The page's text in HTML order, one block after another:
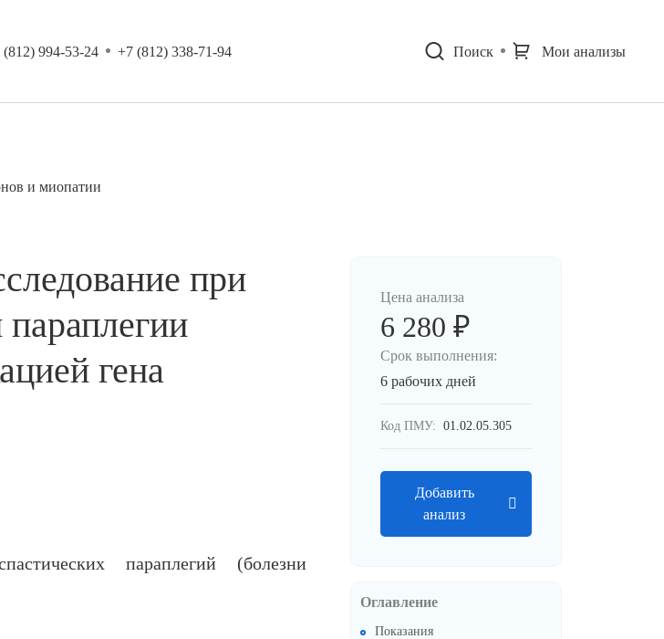
(812) 994-53-24 +7 (812) 338-71-94 Поиск Мои анализы
и миопатии
Цена анализа
6 280 ₽
Срок выполнения:
6 рабочих дней
Код ПМУ: 01.02.05.305
Добавить
анализ
Оглавление
Показания
при
параплегии
гена
параплегий (болезни